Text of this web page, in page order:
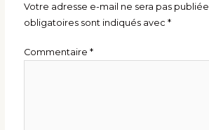
Votre adresse e-mail ne sera pas publiée.
obligatoires sont indiqués avec*
Commentaire*